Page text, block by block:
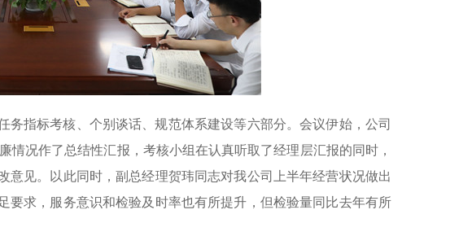
指标考核、个别谈话、规范体系建设等六部分。会议伊始，公司
况作了总结性汇报，考核小组在认真听取了经理层汇报的同时，
见。以此同时，副总经理贺玮同志对我公司上半年经营状况做出
求，服务意识和检验及时率也有所提升，但检验量同比去年有所